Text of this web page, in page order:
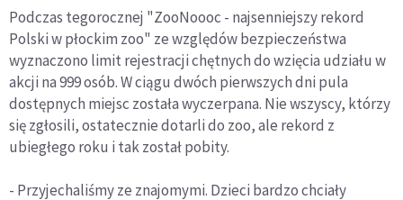
Podczas tegorocznej "ZooNoooc - najsenniejszy rekord
Polski w płockim zoo" ze względów bezpieczeństwa
wyznaczono limit rejestracji chętnych do wzięcia udziału w
akcji na 999 osób. W ciągu dwóch pierwszych dni pula
dostępnych miejsc została wyczerpana. Nie wszyscy, którzy
się zgłosili, ostatecznie dotarli do zoo, ale rekord z
ubiegłego roku i tak został pobity.
- Przyjechaliśmy ze znajomymi. Dzieci bardzo chciały